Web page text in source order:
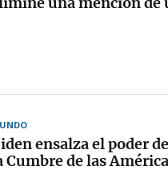
ensalza el poder
Cumbre de las